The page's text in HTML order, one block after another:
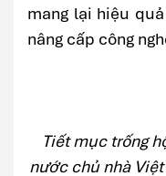
mang lại hiệu
nâng cấp công
Tiết mục trống
nước chủ nhà